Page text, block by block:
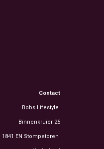
Contact
Bobs Lifestyle
Binnenkruier 25
1841 EN Stompetoren